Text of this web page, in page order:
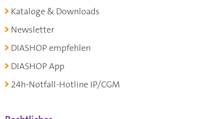
Kataloge & Downloads
Newsletter
DIASHOP empfehlen
DIASHOP App
24h-Notfall-Hotline IP/CGM